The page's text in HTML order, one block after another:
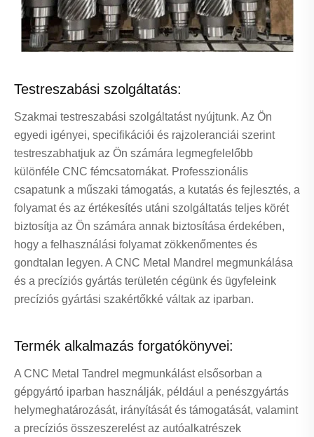
Testreszabási szolgáltatás:
Szakmai testreszabási szolgáltatást nyújtunk. Az Ön
egyedi igényei, specifikációi és rajzoleranciái szerint
testreszabhatjuk az Ön számára legmegfelelőbb
különféle CNC fémcsatornákat. Professzionális
csapatunk a műszaki támogatás, a kutatás és fejlesztés, a
folyamat és az értékesítés utáni szolgáltatás teljes körét
biztosítja az Ön számára annak biztosítása érdekében,
hogy a felhasználási folyamat zökkenőmentes és
gondtalan legyen. A CNC Metal Mandrel megmunkálása
és a precíziós gyártás területén cégünk és ügyfeleink
precíziós gyártási szakértőkké váltak az iparban.
Termék alkalmazás forgatókönyvei:
A CNC Metal Tandrel megmunkálást elsősorban a
gépgyártó iparban használják, például a penészgyártás
helymeghatározását, irányítását és támogatását, valamint
a precíziós összeszerelést az autóalkatrészek